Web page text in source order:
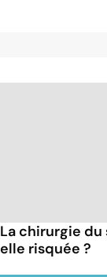
La chirurgie
elle risquée ?